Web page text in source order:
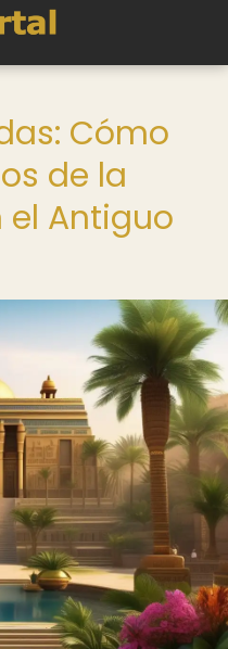
Cómo
de la
el Antiguo